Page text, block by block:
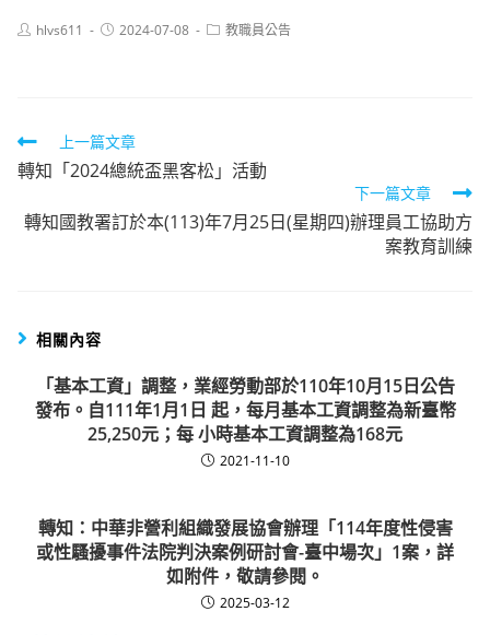
Posthlvs611
Post2024-07-08
Post教職員公告
Read
more
articles
上一篇文章
轉知「2024總統盃黑客松」活動
下一篇文章
轉知國教署訂於本(113)年7月25日(星期四)辦理員工協助方
案教育訓練
相關內容
「基本工資」調整，業經勞動部於110年10月15日公告
發布。自111年1月1日 起，每月基本工資調整為新臺幣
25,250元；每 小時基本工資調整為168元
2021-11-10
轉知：中華非營利組織發展協會辦理「114年度性侵害
或性騷擾事件法院判決案例研討會-臺中場次」1案，詳
如附件，敬請參閱。
2025-03-12